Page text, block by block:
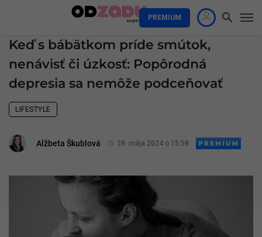
PREMIUM
Keď s bábätkom príde smútok,
nenávisť či úzkosť: Popôrodná
depresia sa nemôže podceňovať
LIFESTYLE
Alžbeta Škublová 28. mája 2024 o 15:58